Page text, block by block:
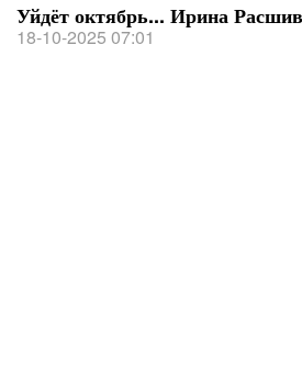
Уйдёт октябрь... Ирина
18-10-2025 07:01